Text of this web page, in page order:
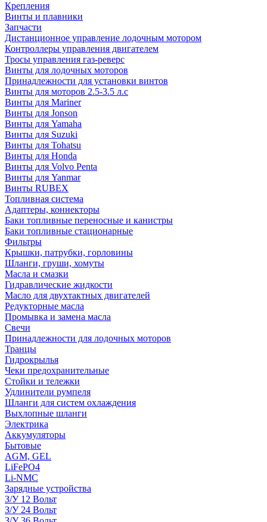
Крепления
Винты и плавники
Запчасти
Дистанционное управление лодочным мотором
Контроллеры управления двигателем
Тросы управления газ-реверс
Винты для лодочных моторов
Принадлежности для установки винтов
Винты для моторов 2.5-3.5 л.с
Винты для Mariner
Винты для Jonson
Винты для Yamaha
Винты для Suzuki
Винты для Tohatsu
Винты для Honda
Винты для Volvo Penta
Винты для Yanmar
Винты RUBEX
Топливная система
Адаптеры, коннекторы
Баки топливные переносные и канистры
Баки топливные стационарные
Фильтры
Крышки, патрубки, горловины
Шланги, груши, хомуты
Масла и смазки
Гидравлические жидкости
Масло для двухтактных двигателей
Редукторные масла
Промывка и замена масла
Свечи
Принадлежности для лодочных моторов
Транцы
Гидрокрылья
Чеки предохранительные
Стойки и тележки
Удлинители румпеля
Шланги для систем охлаждения
Выхлопные шланги
Электрика
Аккумуляторы
Бытовые
AGM, GEL
LiFePO4
Li-NMC
Зарядные устройства
З/У 12 Вольт
З/У 24 Вольт